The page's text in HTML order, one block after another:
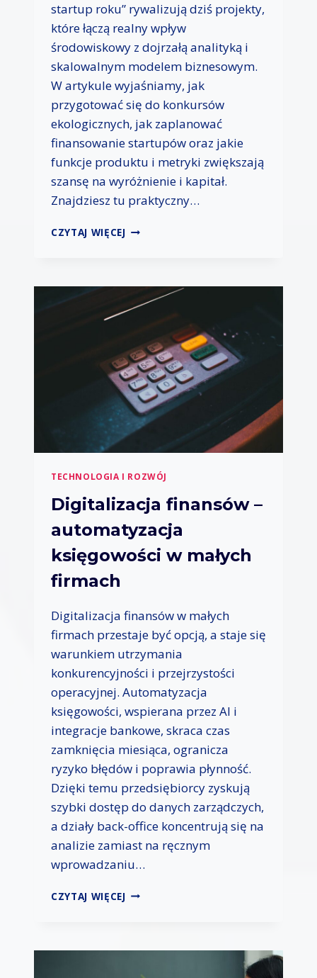
W
W
P
L
S
C
E
B
A
R
E
R
N
G
A
S
T
O
M
C
Z
N
E
startup roku” rywalizują dziś projekty,
które łączą realny wpływ
środowiskowy z dojrzałą analityką i
skalowalnym modelem biznesowym.
W artykule wyjaśniamy, jak
przygotować się do konkursów
ekologicznych, jak zaplanować
finansowanie startupów oraz jakie
funkcje produktu i metryki zwiększają
szansę na wyróżnienie i kapitał.
Znajdziesz tu praktyczny…
CZYTAJ WIĘCEJ
S
T
U
P
R
O
K
U
–
A
Z
D
O
B
Y
R
Ż
N
I
N
I
E
I
I
N
A
S
O
A
TECHNOLOGIA I ROZWÓJ
Digitalizacja finansów –
automatyzacja
księgowości w małych
firmach
Digitalizacja finansów w małych
firmach przestaje być opcją, a staje się
warunkiem utrzymania
konkurencyjności i przejrzystości
operacyjnej. Automatyzacja
księgowości, wspierana przez AI i
integracje bankowe, skraca czas
zamknięcia miesiąca, ogranicza
ryzyko błędów i poprawia płynność.
Dzięki temu przedsiębiorcy zyskują
szybki dostęp do danych zarządczych,
a działy back-office koncentrują się na
analizie zamiast na ręcznym
wprowadzaniu…
CZYTAJ WIĘCEJ D
T